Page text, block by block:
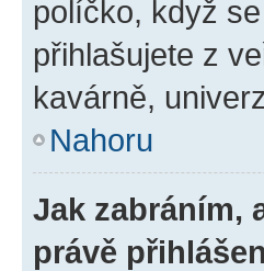
políčko, když
přihlašujete z
kavárně,
Nahoru
Jak zabráním,
právě